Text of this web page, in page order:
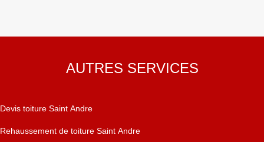
AUTRES SERVICES
Devis toiture Saint Andre
Rehaussement de toiture Saint Andre